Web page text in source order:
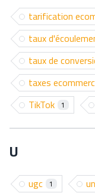
tarification
taux
taux de
taxes
TikTok 1
U
ugc 1